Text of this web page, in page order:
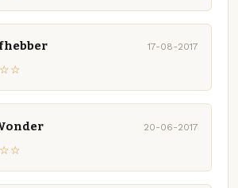
17-08-2017
20-06-2017